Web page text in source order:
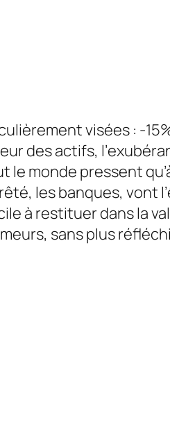
visées : -
des actifs, l’
monde pressent
les banques, vont
à restituer dans la
sans plus